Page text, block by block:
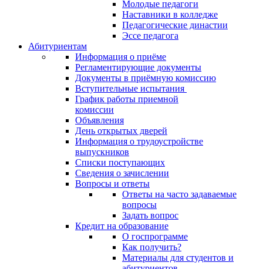
Молодые педагоги
Наставники в колледже
Педагогические династии
Эссе педагога
Абитуриентам
Информация о приёме
Регламентирующие документы
Документы в приёмную комиссию
Вступительные испытания
График работы приемной
комиссии
Объявления
День открытых дверей
Информация о трудоустройстве
выпускников
Списки поступающих
Сведения о зачислении
Вопросы и ответы
Ответы на часто задаваемые
вопросы
Задать вопрос
Кредит на образование
О госпрограмме
Как получить?
Материалы для студентов и